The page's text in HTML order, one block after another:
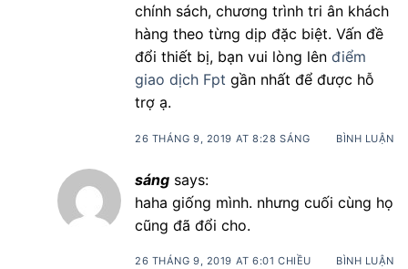
chính sách, chương trình tri ân khách
hàng theo từng dịp đặc biệt. Vấn đề
đổi thiết bị, bạn vui lòng lên điểm
giao dịch Fpt gần nhất để được hỗ
trợ ạ.
26 THÁNG 9, 2019 AT 8:28 SÁNG BÌNH LUẬN
sáng says:
haha giống mình. nhưng cuối cùng họ
cũng đã đổi cho.
26 THÁNG 9, 2019 AT 6:01 CHIỀU BÌNH LUẬN